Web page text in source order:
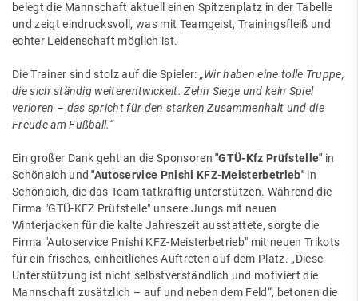
belegt die Mannschaft aktuell einen Spitzenplatz in der Tabelle
und zeigt eindrucksvoll, was mit Teamgeist, Trainingsfleiß und
echter Leidenschaft möglich ist.
Die Trainer sind stolz auf die Spieler: „Wir haben eine tolle Truppe,
die sich ständig weiterentwickelt. Zehn Siege und kein Spiel
verloren – das spricht für den starken Zusammenhalt und die
Freude am Fußball.“
Ein großer Dank geht an die Sponsoren"GTÜ-Kfz Prüfstelle" in
Schönaich und"Autoservice Pnishi KFZ-Meisterbetrieb"in
Schönaich, die das Team tatkräftig unterstützen. Während die
Firma "GTÜ-KFZ Prüfstelle" unsere Jungs mit neuen
Winterjacken für die kalte Jahreszeit ausstattete, sorgte die
Firma "Autoservice Pnishi KFZ-Meisterbetrieb" mit neuen Trikots
für ein frisches, einheitliches Auftreten auf dem Platz. „Diese
Unterstützung ist nicht selbstverständlich und motiviert die
Mannschaft zusätzlich – auf und neben dem Feld“, betonen die